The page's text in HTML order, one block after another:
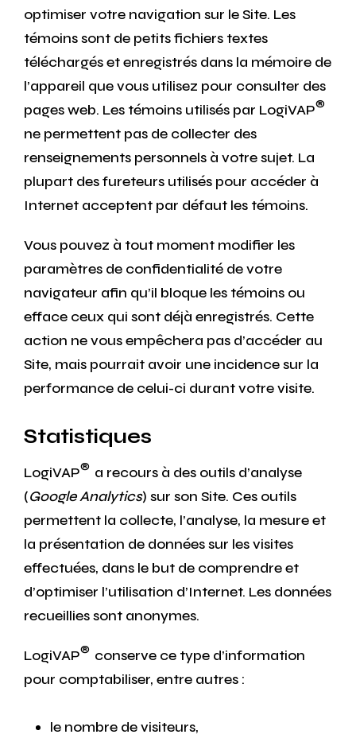
optimiser votre navigation sur le Site. Les
témoins sont de petits fichiers textes
téléchargés et enregistrés dans la mémoire de
l’appareil que vous utilisez pour consulter des
pages web. Les témoins utilisés par LogiVAP®
ne permettent pas de collecter des
renseignements personnels à votre sujet. La
plupart des fureteurs utilisés pour accéder à
Internet acceptent par défaut les témoins.
Vous pouvez à tout moment modifier les
paramètres de confidentialité de votre
navigateur afin qu’il bloque les témoins ou
efface ceux qui sont déjà enregistrés. Cette
action ne vous empêchera pas d’accéder au
Site, mais pourrait avoir une incidence sur la
performance de celui-ci durant votre visite.
Statistiques
LogiVAP® a recours à des outils d’analyse
(Google Analytics) sur son Site. Ces outils
permettent la collecte, l’analyse, la mesure et
la présentation de données sur les visites
effectuées, dans le but de comprendre et
d’optimiser l’utilisation d’Internet. Les données
recueillies sont anonymes.
LogiVAP® conserve ce type d’information
pour comptabiliser, entre autres :
le nombre de visiteurs,